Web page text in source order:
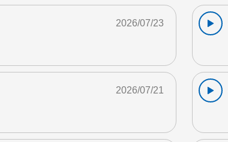
2026/07/23
2026/07/21